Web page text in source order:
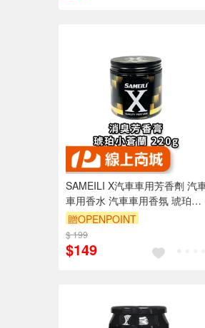
SAMEILI X汽車車用芳香劑 汽
車用香水 汽車車用香氛 琥珀小
蒼蘭 S-02
贈OPENPOINT
$ 199
$149